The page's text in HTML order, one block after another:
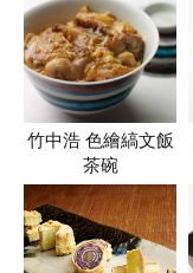
竹中浩 色繪縞文飯
茶碗